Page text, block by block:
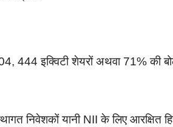
444 इक्विटी शेयरों अथवा 71% की
निवेशकों यानी NII के लिए आरक्षित